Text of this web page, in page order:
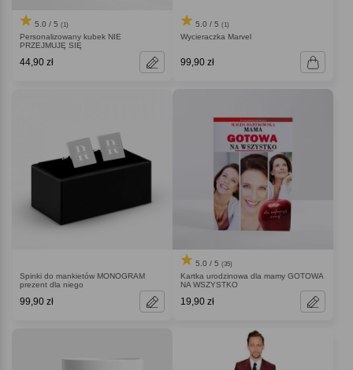
5.0 / 5 (1)
Personalizowany kubek NIE
PRZEJMUJĘ SIĘ
44,90 zł
5.0 / 5 (1)
Wycieraczka Marvel
99,90 zł
Spinki do mankietów MONOGRAM
prezent dla niego
99,90 zł
5.0 / 5 (35)
Kartka urodzinowa dla mamy GOTOWA
NA WSZYSTKO
19,90 zł